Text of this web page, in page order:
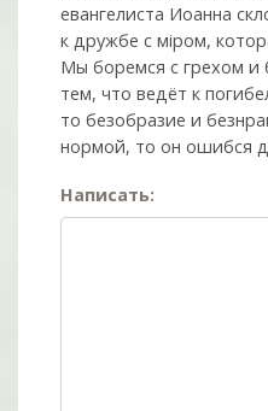
евангелиста Иоанна
к дружбе с мiром,
Мы боремся с грехом и
тем, что ведёт к
то безобразие и
нормой, то он ошибся
Написать: